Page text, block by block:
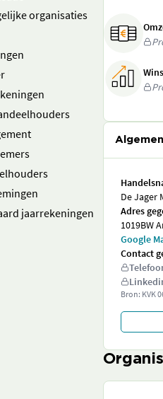
organisaties
jaarrekeningen
De Jager
Adres
1019BW
Google
Contact
Bron: KVK